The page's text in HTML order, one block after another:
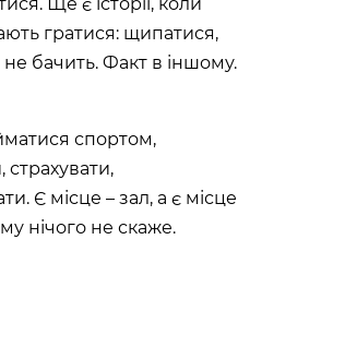
гратися: щипатися,
бачить. Факт в іншому.
спортом,
Є місце – зал, а є місце
нічого не скаже.